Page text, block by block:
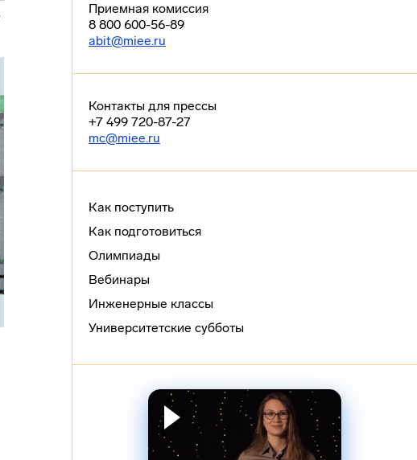
Приемная комиссия
8 800 600-56-89
abit@miee.ru
Контакты для прессы
+7 499 720-87-27
mc@miee.ru
Как поступить
Как подготовиться
Олимпиады
Вебинары
Инженерные классы
Университетские субботы